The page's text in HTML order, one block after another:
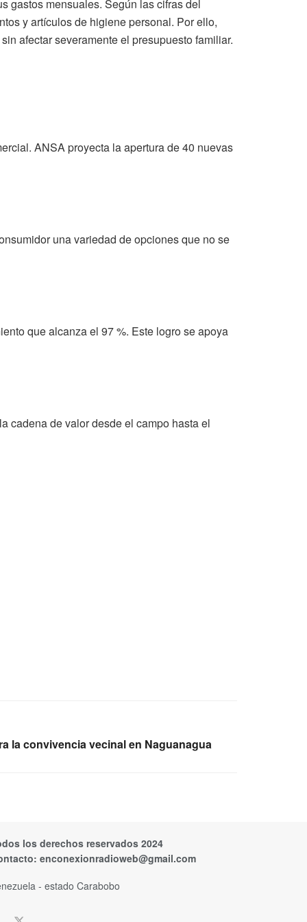
gastos mensuales. Según las cifras del
y artículos de higiene personal. Por ello,
afectar severamente el presupuesto familiar.
ANSA proyecta la apertura de 40 nuevas
una variedad de opciones que no se
que alcanza el 97 %. Este logro se apoya
cadena de valor desde el campo hasta el
la convivencia vecinal en Naguanagua
los derechos reservados 2024
enconexionradioweb@gmail.com
- estado Carabobo